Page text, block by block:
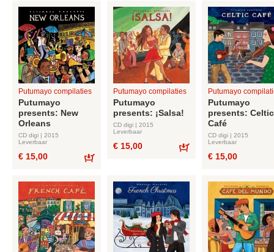
Putumayo compilaties
Putumayo
presents: New
Orleans
CD digi | 2015
Leverbaar
€ 15,00
Putumayo compilaties
Putumayo
presents: ¡Salsa!
CD digi | 2015
Leverbaar
€ 15,00
Putumayo
Putumayo
presents: Celtic
Café
CD digi | 2015
Leverbaar
€ 15,00